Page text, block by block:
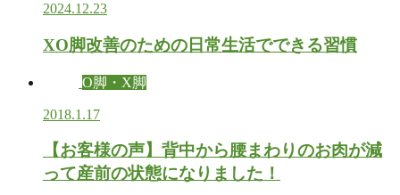
2024.12.23
XO脚改善のための日常生活でできる習慣
O脚・X脚
2018.1.17
【お客様の声】背中から腰まわりのお肉が減
って産前の状態になりました！